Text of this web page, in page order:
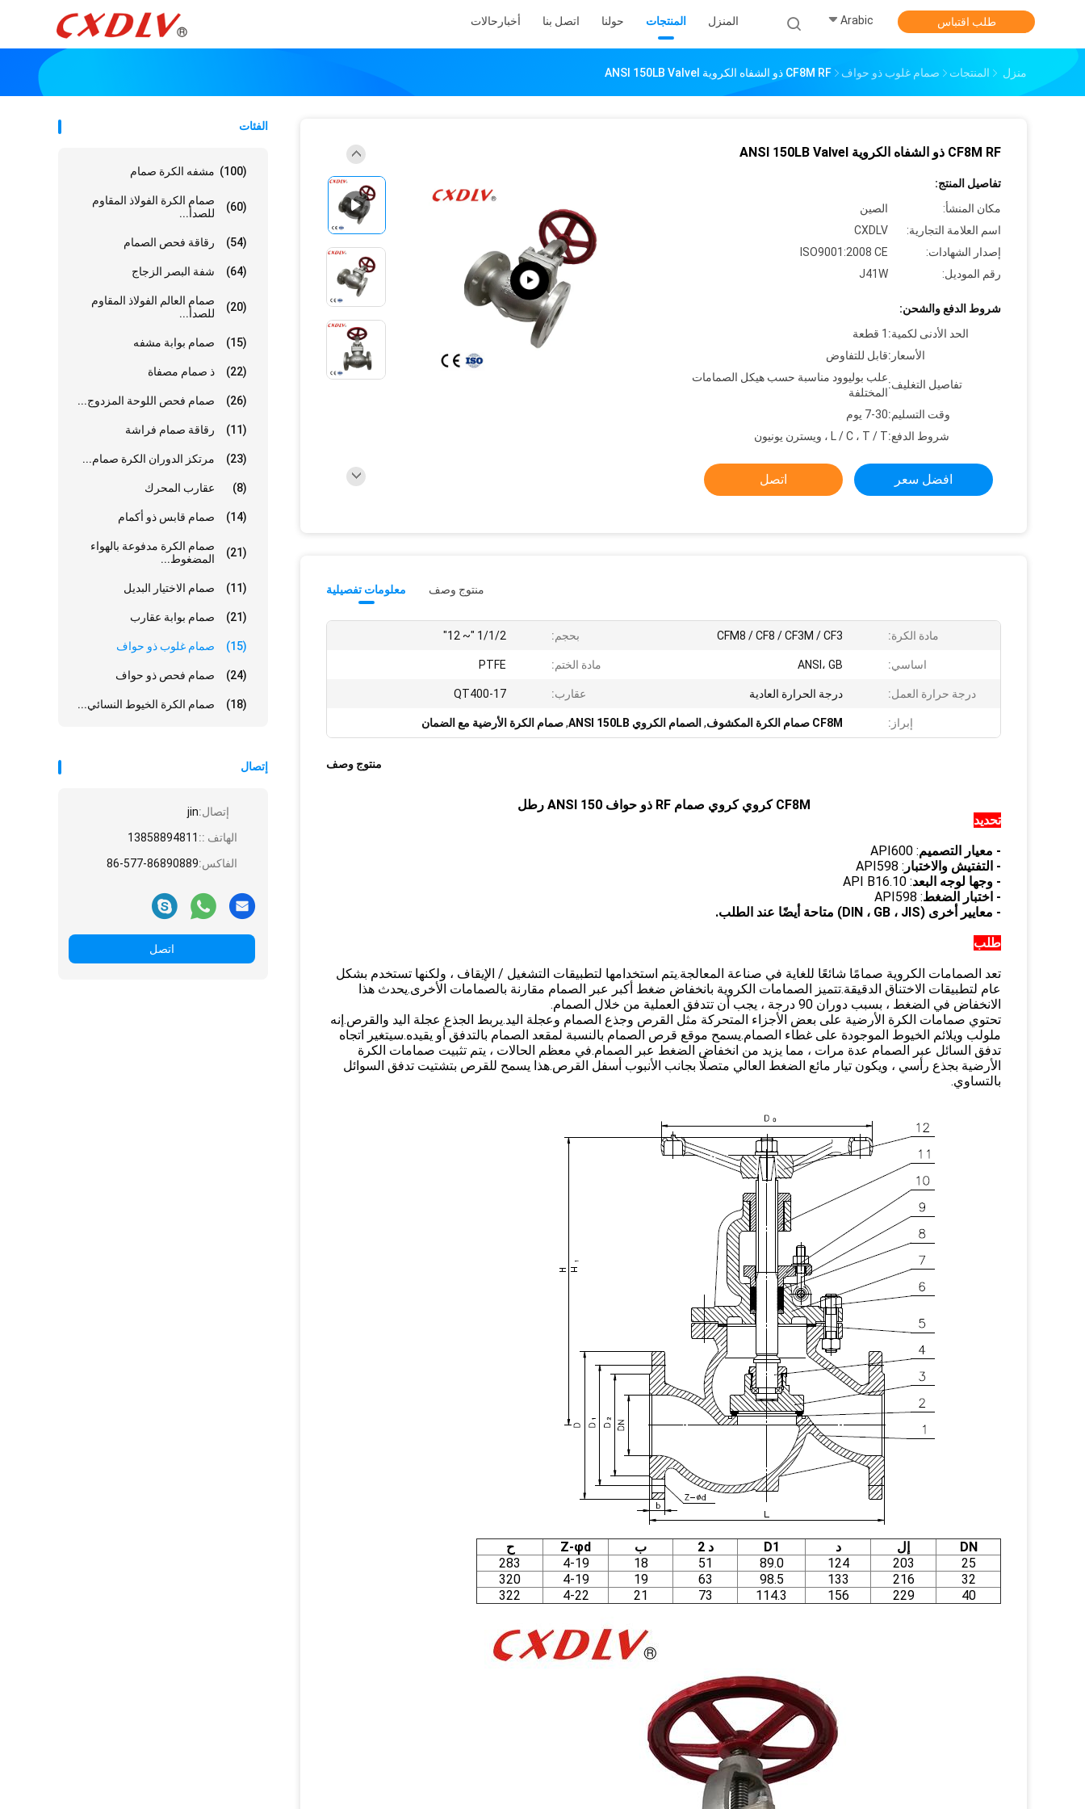
المنزل المنتجات حولنا اتصل بنا أخبار حالات Arabic طلب اقتباس
منزل المنتجات صمام غلوب ذو حواف CF8M RF ذو الشفاه الكروية ANSI 150LB Valvel
الفئات
مشفه الكرة صمام (100)
صمام الكرة الفولاذ المقاوم
للصدأ...
(60)
رقاقة فحص الصمام (54)
شفة البصر الزجاج (64)
صمام العالم الفولاذ المقاوم
للصدأ...
(20)
صمام بوابة مشفه (15)
ذ صمام مصفاة (22)
صمام فحص اللوحة المزدوج... (26)
رقاقة صمام فراشة (11)
مرتكز الدوران الكرة صمام... (23)
عقارب المحرك (8)
صمام قابس ذو أكمام (14)
صمام الكرة مدفوعة بالهواء
المضغوط...
(21)
صمام الاختيار البديل (11)
صمام بوابة عقارب (21)
صمام غلوب ذو حواف (15)
صمام فحص ذو حواف (24)
صمام الكرة الخيوط النسائي... (18)
إتصال
إتصال:jin
الهاتف :: 13858894811
الفاكس:86-577-86890889
اتصل
CF8M RF ذو الشفاه الكروية ANSI 150LB Valvel
تفاصيل المنتج:
مكان المنشأ:
الصين
اسم العلامة التجارية:
CXDLV
إصدار الشهادات:
ISO9001:2008 CE
رقم الموديل:
J41W
شروط الدفع والشحن:
الحد الأدنى لكمية: 1 قطعة
الأسعار:قابل للتفاوض
تفاصيل التغليف:
علب بوليوود مناسبة حسب هيكل الصمامات
المختلفة
وقت التسليم:7-30 يوم
شروط الدفع:L / C ، T / T ، ويسترن يونيون
افضل سعر اتصل
معلومات تفصيلية منتوج وصف
مادة الكرة: CFM8 / CF8 / CF3M / CF3 بحجم: 1/1/2 "~ 12"
اساسي: ANSI، GB مادة الختم: PTFE
درجة حرارة العمل: درجة الحرارة العادية عقارب: QT400-17
إبراز: CF8M صمام الكرة المكشوف , الصمام الكروي ANSI 150LB ,صمام الكرة الأرضية مع الضمان
منتوج وصف
CF8M كروي كروي صمام RF ذو حواف ANSI 150 رطل
تحديد
- معيار التصميم: API600
- التفتيش والاختبار : API598
- وجها لوجه البعد: API B16.10
- اختبار الضغط: API598
- معايير أخرى (DIN ، GB ، JIS) متاحة أيضًا عند الطلب.
طلب
تعد الصمامات الكروية صمامًا شائعًا للغاية في صناعة المعالجة.يتم استخدامها لتطبيقات التشغيل / الإيقاف ، ولكنها تستخدم بشكل
عام لتطبيقات الاختناق الدقيقة.تتميز الصمامات الكروية بانخفاض ضغط أكبر عبر الصمام مقارنة بالصمامات الأخرى.يحدث هذا
الانخفاض في الضغط ، بسبب دوران 90 درجة ، يجب أن تتدفق العملية من خلال الصمام.
تحتوي صمامات الكرة الأرضية على بعض الأجزاء المتحركة مثل القرص وجذع الصمام وعجلة اليد.يربط الجذع عجلة اليد والقرص.إنه
ملولب ويلائم الخيوط الموجودة على غطاء الصمام.يسمح موقع قرص الصمام بالنسبة لمقعد الصمام بالتدفق أو يقيده.سيتغير اتجاه
تدفق السائل عبر الصمام عدة مرات ، مما يزيد من انخفاض الضغط عبر الصمام.في معظم الحالات ، يتم تثبيت صمامات الكرة
الأرضية بجذع رأسي ، ويكون تيار مائع الضغط العالي متصلًا بجانب الأنبوب أسفل القرص.هذا يسمح للقرص بتشتيت تدفق السوائل
بالتساوي.
DN إل د D1 د 2 ب Z-φd
ح
25
203
124
89.0
51
18
4-19
283
32
216
133
98.5
63
19
4-19
320
40
229
156
114.3
73
21
4-22
322